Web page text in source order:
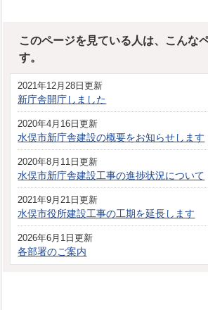
このページを見ている人は、こんな
す。
2021年12月28日更新
新庁舎開庁しました
2020年4月16日更新
水俣市新庁舎建設の概要をお知らせします
2020年8月11日更新
水俣市新庁舎建設工事の進捗状況について
2021年9月21日更新
水俣市役所建設工事の工期を延長します
2026年6月1日更新
各部署のご案内